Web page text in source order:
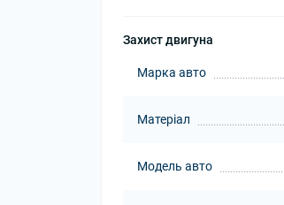
Захист двигуна
Марка авто
Матеріал
Модель авто